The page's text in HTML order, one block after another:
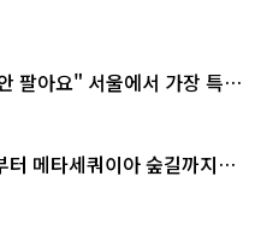
팔아요" 서울에서 가장 특별
터 메타세쿼이아 숲길까지…